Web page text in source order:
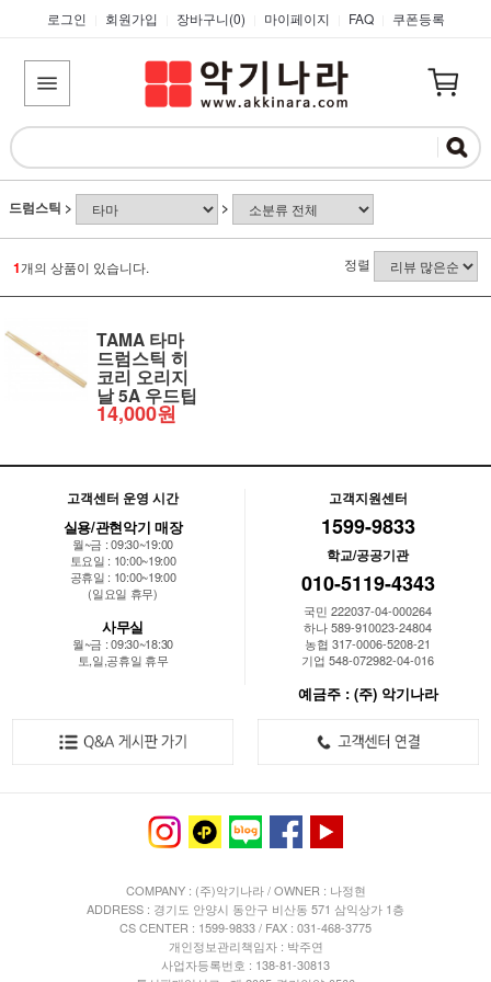
로그인 회원가입 장바구니(0) 마이페이지 FAQ 쿠폰등록
드럼스틱 > >
1개의 상품이 있습니다. 정렬
TAMA 타마
드럼스틱 히
코리 오리지
날 5A 우드팁
14,000원
고객센터 운영 시간
실용/관현악기 매장
월~금 : 09:30~19:00
토요일 : 10:00~19:00
공휴일 : 10:00~19:00
(일요일 휴무)
사무실
월~금 : 09:30~18:30
토,일,공휴일 휴무
고객지원센터
1599-9833
학교/공공기관
010-5119-4343
국민 222037-04-000264
하나 589-910023-24804
농협 317-0006-5208-21
기업 548-072982-04-016
예금주 : (주) 악기나라
COMPANY : (주)악기나라 / OWNER : 나정현
ADDRESS : 경기도 안양시 동안구 비산동 571 삼익상가 1층
CS CENTER : 1599-9833 / FAX : 031-468-3775
개인정보관리책임자 : 박주연
사업자등록번호 : 138-81-30813